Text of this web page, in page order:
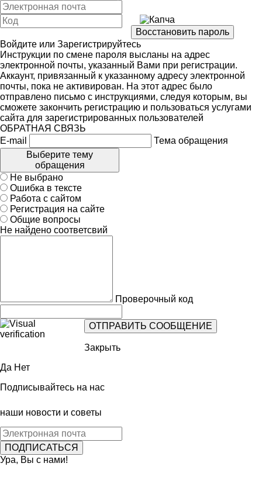
Войдите или Зарегистрируйтесь
Инструкции по смене пароля высланы на адрес
электронной почты, указанный Вами при регистрации.
Аккаунт, привязанный к указанному адресу электронной
почты, пока не активирован. На этот адрес было
отправлено письмо с инструкциями, следуя которым, вы
сможете закончить регистрацию и пользоваться услугами
сайта для зарегистрированных пользователей
ОБРАТНАЯ СВЯЗЬ
E-mail
Тема обращения
Выберите тему
обращения
Не выбрано
Ошибка в тексте
Работа с сайтом
Регистрация на сайте
Общие вопросы
Не найдено соответсвий
Проверочный код
Закрыть
Да Нет
Подписывайтесь на нас
наши новости и советы
Ура, Вы с нами!